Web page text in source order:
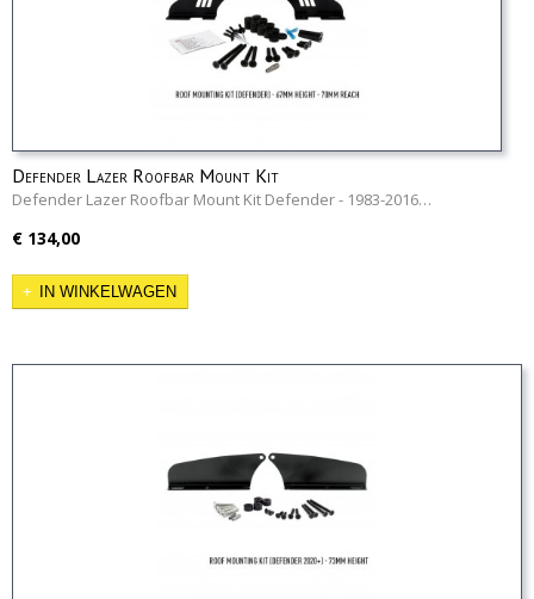
Defender Lazer Roofbar Mount Kit
Defender Lazer Roofbar Mount Kit Defender - 1983-2016…
€ 134,00
IN WINKELWAGEN